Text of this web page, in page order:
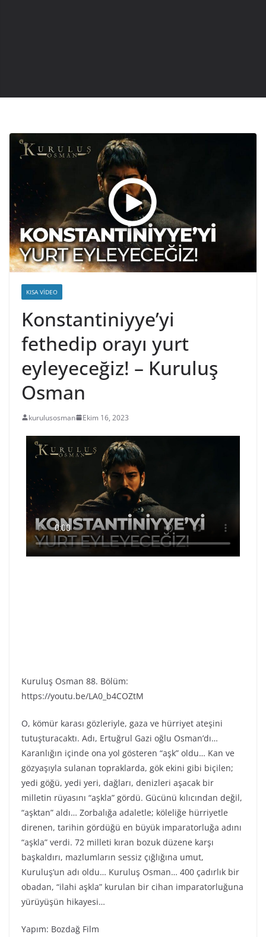
KISA VIDEO
Konstantiniyye’yi
fethedip orayı yurt
eyleyeceğiz! – Kuruluş
Osman
kurulusosman Ekim 16, 2023
Kuruluş Osman 88. Bölüm:
https://youtu.be/LA0_b4COZtM
O, kömür karası gözleriyle, gaza ve hürriyet ateşini
tutuşturacaktı. Adı, Ertuğrul Gazi oğlu Osman’dı…
Karanlığın içinde ona yol gösteren “aşk” oldu… Kan ve
gözyaşıyla sulanan topraklarda, gök ekini gibi biçilen;
yedi göğü, yedi yeri, dağları, denizleri aşacak bir
milletin rüyasını “aşkla” gördü. Gücünü kılıcından değil,
“aşktan” aldı… Zorbalığa adaletle; köleliğe hürriyetle
direnen, tarihin gördüğü en büyük imparatorluğa adını
“aşkla” verdi. 72 milleti kıran bozuk düzene karşı
başkaldırı, mazlumların sessiz çığlığına umut,
Kuruluş’un adı oldu… Kuruluş Osman… 400 çadırlık bir
obadan, “ilahi aşkla” kurulan bir cihan imparatorluğuna
yürüyüşün hikayesi…
Yapım: Bozdağ Fi̇lm